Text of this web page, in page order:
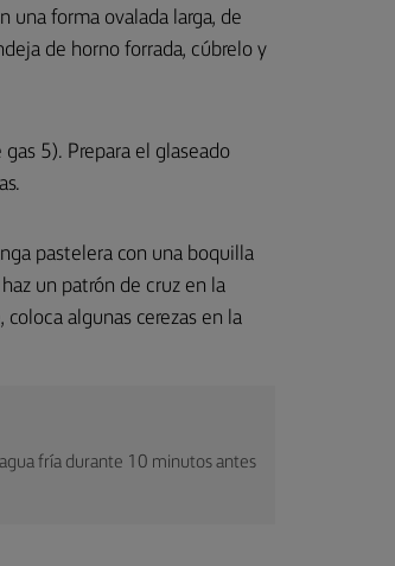
una forma ovalada larga, de
de horno forrada, cúbrelo y
5). Prepara el glaseado
pastelera con una boquilla
un patrón de cruz en la
algunas cerezas en la
fría durante 10 minutos antes